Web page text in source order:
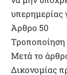
υπερημερίας
Άρθρο 50
Τροποποίηση
Μετά το
Δικονομίας